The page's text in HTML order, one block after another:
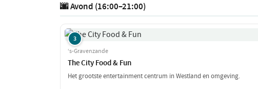
🌆 Avond (16:00–21:00)
3
‘s-Gravenzande
The City Food & Fun
Het grootste entertainment centrum in Westland en omgeving.